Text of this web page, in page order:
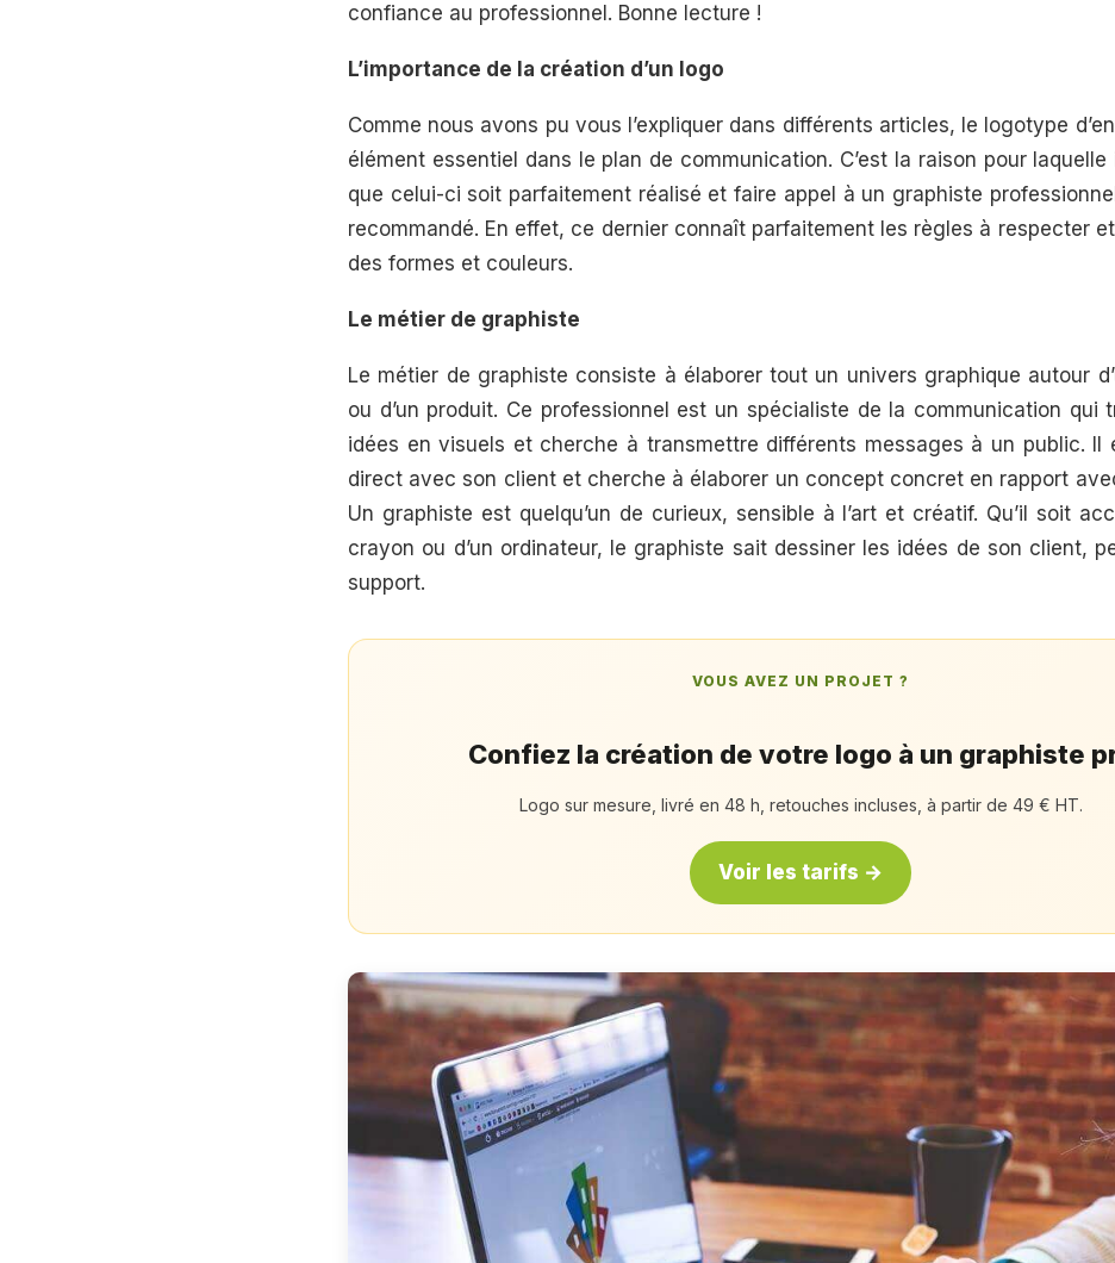
confiance au professionnel. Bonne lecture !
L’importance de la création d’un logo
Comme nous avons pu vous l’expliquer dans différents articles, le logotype
élément essentiel dans le plan de communication. C’est la raison pour laquelle
que celui-ci soit parfaitement réalisé et faire appel à un graphiste
recommandé. En effet, ce dernier connaît parfaitement les règles à respecter
des formes et couleurs.
Le métier de graphiste
Le métier de graphiste consiste à élaborer tout un univers graphique autour
ou d’un produit. Ce professionnel est un spécialiste de la communication qui
idées en visuels et cherche à transmettre différents messages à un public. Il
direct avec son client et cherche à élaborer un concept concret en rapport
Un graphiste est quelqu’un de curieux, sensible à l’art et créatif. Qu’il soit
crayon ou d’un ordinateur, le graphiste sait dessiner les idées de son client,
support.
VOUS AVEZ UN PROJET ?
Confiez la création de votre logo à un graphiste
Logo sur mesure, livré en 48 h, retouches incluses, à partir de 49 € HT.
Voir les tarifs →